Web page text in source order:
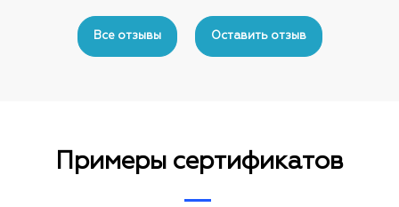
navigationВсе отзывы Оставить отзыв
Примеры сертификатов